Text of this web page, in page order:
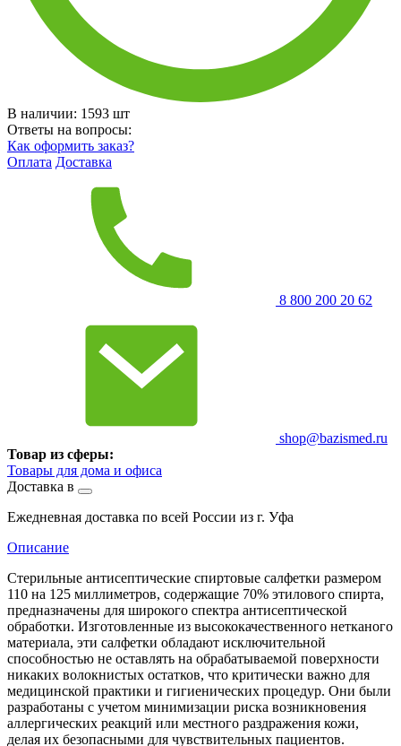
В наличии: 1593 шт
Ответы на вопросы:
Как оформить заказ?
Оплата Доставка
8 800 200 20 62
shop@bazismed.ru
Товар из сферы:
Товары для дома и офиса
Доставка в
Ежедневная доставка по всей России из г. Уфа
Описание
Стерильные антисептические спиртовые салфетки размером
110 на 125 миллиметров, содержащие 70% этилового спирта,
предназначены для широкого спектра антисептической
обработки. Изготовленные из высококачественного нетканого
материала, эти салфетки обладают исключительной
способностью не оставлять на обрабатываемой поверхности
никаких волокнистых остатков, что критически важно для
медицинской практики и гигиенических процедур. Они были
разработаны с учетом минимизации риска возникновения
аллергических реакций или местного раздражения кожи,
делая их безопасными для чувствительных пациентов.